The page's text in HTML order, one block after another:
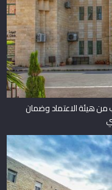
من هيئة الاعتماد وضمان